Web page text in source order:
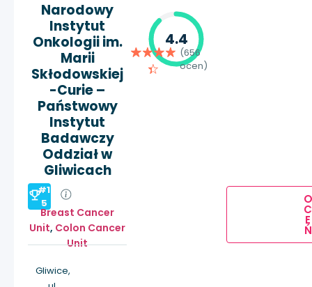
Narodowy
Instytut
Onkologii im.
Marii
Skłodowskiej
-Curie –
Państwowy
Instytut
Badawczy
Oddział w
Gliwicach
#1
5
Breast Cancer
Unit, Colon Cancer
Unit
Gliwice,
4.4
(656
ocen)
O
C
E
Ń